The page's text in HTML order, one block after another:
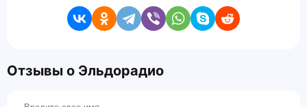
Отзывы о Эльдорадио